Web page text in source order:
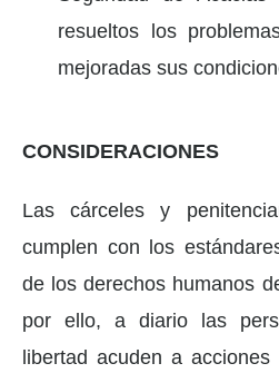
resueltos los
mejoradas sus
CONSIDERACIONES
Las cárceles y
cumplen con los
de los derechos humanos
por ello, a diario las
libertad acuden a